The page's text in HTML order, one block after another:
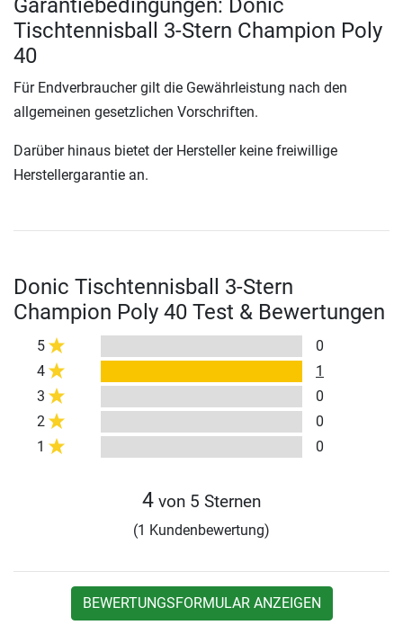
Garantiebedingungen: Donic
Tischtennisball 3-Stern Champion Poly
40
Für Endverbraucher gilt die Gewährleistung nach den
allgemeinen gesetzlichen Vorschriften.
Darüber hinaus bietet der Hersteller keine freiwillige
Herstellergarantie an.
Donic Tischtennisball 3-Stern
Champion Poly 40 Test & Bewertungen
5
0
4
1
3
0
2
0
1
0
4 von 5 Sternen
(1 Kundenbewertung)
BEWERTUNGSFORMULAR ANZEIGEN